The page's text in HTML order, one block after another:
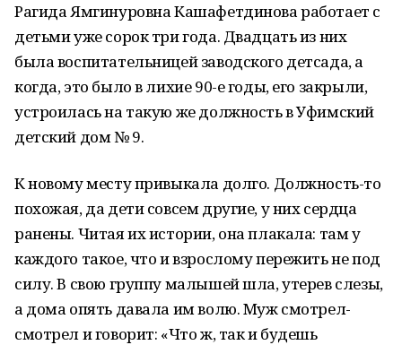
Рагида Ямгинуровна Кашафетдинова работает с
детьми уже сорок три года. Двадцать из них
была воспитательницей заводского детсада, а
когда, это было в лихие 90-е годы, его закрыли,
устроилась на такую же должность в Уфимский
детский дом № 9.
К новому месту привыкала долго. Должность-то
похожая, да дети совсем другие, у них сердца
ранены. Читая их истории, она плакала: там у
каждого такое, что и взрослому пережить не под
силу. В свою группу малышей шла, утерев слезы,
а дома опять давала им волю. Муж смотрел-
смотрел и говорит: «Что ж, так и будешь